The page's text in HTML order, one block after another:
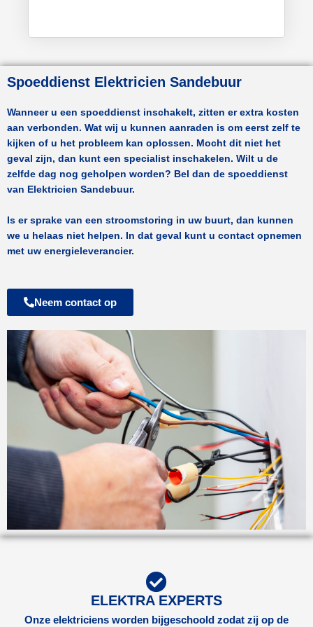
Spoeddienst Elektricien Sandebuur
Wanneer u een spoeddienst inschakelt, zitten er extra kosten
aan verbonden. Wat wij u kunnen aanraden is om eerst zelf te
kijken of u het probleem kan oplossen. Mocht dit niet het
geval zijn, dan kunt een specialist inschakelen. Wilt u de
zelfde dag nog geholpen worden? Bel dan de spoeddienst
van Elektricien Sandebuur.
Is er sprake van een stroomstoring in uw buurt, dan kunnen
we u helaas niet helpen. In dat geval kunt u contact opnemen
met uw energieleverancier.
Neem contact op
ELEKTRA EXPERTS
Onze elektriciens worden bijgeschoold zodat zij op de